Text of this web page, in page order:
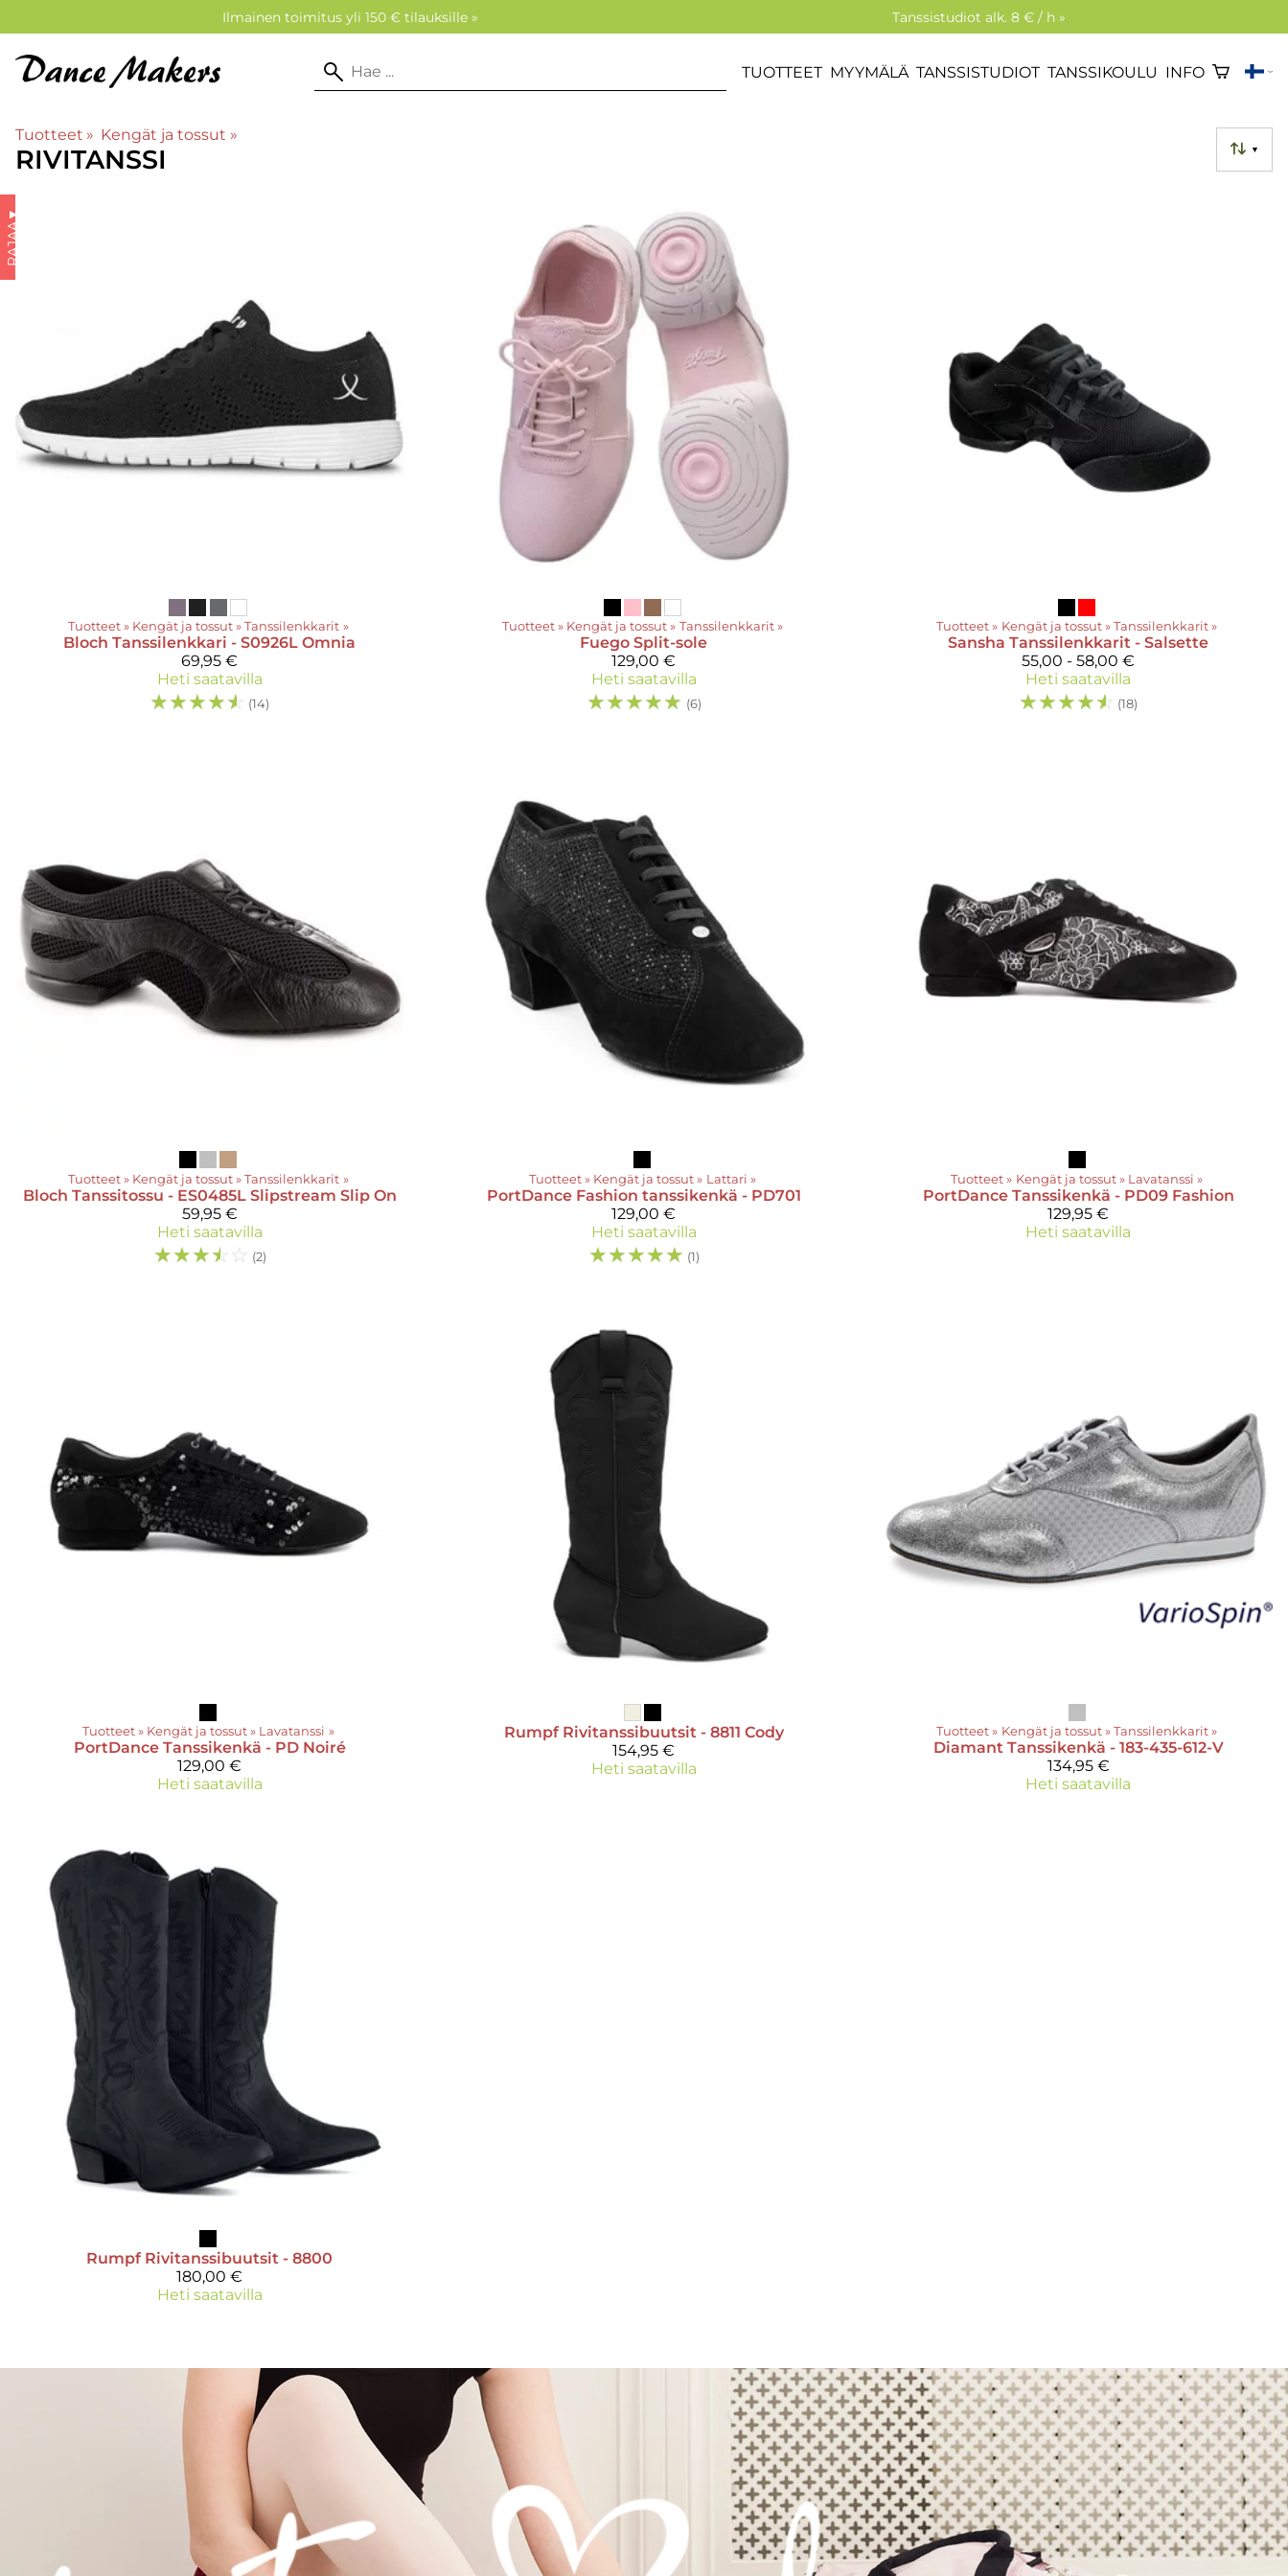
Ilmainen toimitus yli 150 € tilauksille » Tanssistudiot alk. 8 € / h »
TUOTTEET MYYMÄLÄ TANSSISTUDIOT TANSSIKOULU INFO
Tuotteet ‪» Kengät ja tossut ‪»
▼
RIVITANSSI
RAJAA
▼
Tuotteet ‪» Kengät ja tossut‪» Tanssilenkkarit ‪»
Bloch Tanssilenkkari - S0926L Omnia
69,95 €
Heti saatavilla
☆☆☆☆☆ (14)
Tuotteet‪» Kengät ja tossut ‪» Tanssilenkkarit ‪»
Fuego Split-sole
129,00 €
Heti saatavilla
☆☆☆☆☆ (6)
Tuotteet ‪» Kengät ja tossut ‪»Tanssilenkkarit‪»
Sansha Tanssilenkkarit - Salsette
55,00 - 58,00 €
Heti saatavilla
☆☆☆☆☆ (18)
Tuotteet ‪» Kengät ja tossut‪» Tanssilenkkarit ‪»
Bloch Tanssitossu - ES0485L Slipstream Slip On
59,95 €
Heti saatavilla
☆☆☆☆ ☆ (2)
Tuotteet‪» Kengät ja tossut ‪» Lattari ‪»
PortDance Fashion tanssikenkä - PD701
129,00 €
Heti saatavilla
☆☆☆☆☆ (1)
Tuotteet ‪» Kengät ja tossut ‪» Lavatanssi ‪»
PortDance Tanssikenkä - PD09 Fashion
129,95 €
Heti saatavilla
Tuotteet ‪» Kengät ja tossut‪» Lavatanssi ‪»
PortDance Tanssikenkä - PD Noiré
129,00 €
Heti saatavilla
Rumpf Rivitanssibuutsit - 8811 Cody
154,95 €
Heti saatavilla
Tuotteet ‪» Kengät ja tossut ‪»Tanssilenkkarit‪»
Diamant Tanssikenkä - 183-435-612-V
134,95 €
Heti saatavilla
Rumpf Rivitanssibuutsit - 8800
180,00 €
Heti saatavilla